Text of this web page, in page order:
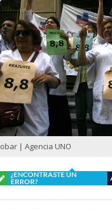
| Agencia UNO
¿ENCONTRASTE UN
ERROR?